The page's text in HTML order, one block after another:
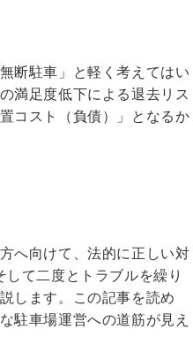
断駐車」と軽く考えてはい
満足度低下による退去リス
コスト（負債）」となるか
へ向けて、法的に正しい対
て二度とトラブルを繰り
します。この記事を読め
駐車場運営への道筋が見え